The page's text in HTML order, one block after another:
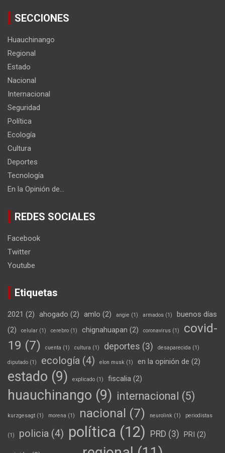
SECCIONES
Huauchinango
Regional
Estado
Nacional
Internacional
Seguridad
Política
Ecología
Cultura
Deportes
Tecnología
En la Opinión de…
REDES SOCIALES
Facebook
Twitter
Youtube
Etiquetas
2021 (2) ahogado (2) amlo (2) angie (1) armados (1)
buenos días
(2)
celular (1) cerebro (1) chignahuapan (2) coronavirus (1)
covid-
19 (7) cuenta (1) cultura (1) deportes (3) desaparecida (1)
diputado (1) ecología (4) elon musk (1) en la opinión de (2)
estado (9) explicado (1) fiscalia (2)
huauchinango (9) internacional (5)
kurzgesagt (1) morena (1) nacional (7) neurolink (1) periodistas
(1) policia (4) política (12) PRD (3) PRI (2)